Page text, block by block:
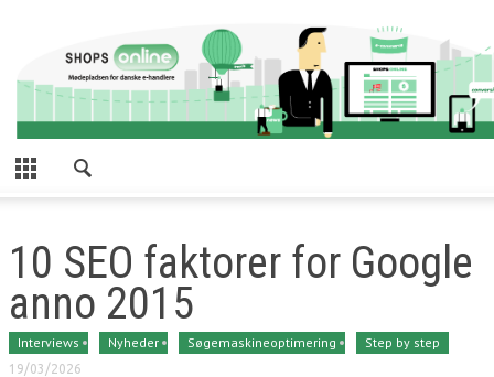
10 SEO faktorer for Google
anno 2015
Interviews Nyheder Søgemaskineoptimering Step by step
19/03/2026